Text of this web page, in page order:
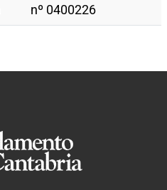
nº 0400226